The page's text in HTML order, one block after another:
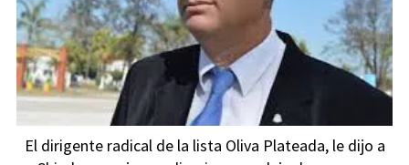
El dirigente radical de la lista Oliva Plateada, le dijo a